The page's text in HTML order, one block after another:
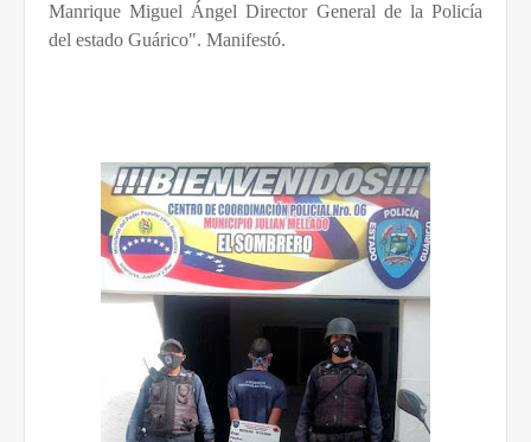
Manrique Miguel Ángel Director General de la Policía
del estado Guárico". Manifestó.